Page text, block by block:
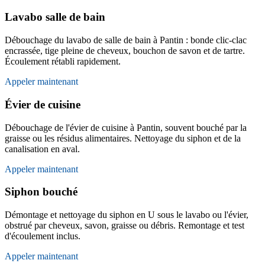
Lavabo salle de bain
Débouchage du lavabo de salle de bain à Pantin : bonde clic-clac
encrassée, tige pleine de cheveux, bouchon de savon et de tartre.
Écoulement rétabli rapidement.
Appeler maintenant
Évier de cuisine
Débouchage de l'évier de cuisine à Pantin, souvent bouché par la
graisse ou les résidus alimentaires. Nettoyage du siphon et de la
canalisation en aval.
Appeler maintenant
Siphon bouché
Démontage et nettoyage du siphon en U sous le lavabo ou l'évier,
obstrué par cheveux, savon, graisse ou débris. Remontage et test
d'écoulement inclus.
Appeler maintenant